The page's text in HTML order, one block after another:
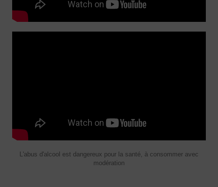
L'abus d'alcool est dangereux pour la santé, à consommer avec
modération